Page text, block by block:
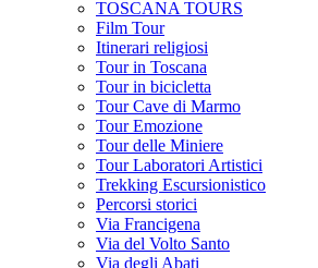
TOSCANA TOURS
Film Tour
Itinerari religiosi
Tour in Toscana
Tour in bicicletta
Tour Cave di Marmo
Tour Emozione
Tour delle Miniere
Tour Laboratori Artistici
Trekking Escursionistico
Percorsi storici
Via Francigena
Via del Volto Santo
Via degli Abati